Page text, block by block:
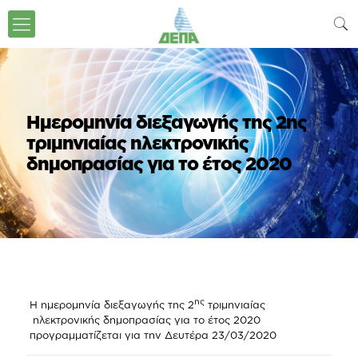
Hμερομηνία διεξαγωγής της 2ης
τριμηνιαίας ηλεκτρονικής
δημοπρασίας για το έτος 2020
Η ημερομηνία διεξαγωγής της 2ηςτριμηνιαίας
ηλεκτρονικής δημοπρασίας για το έτος 2020
προγραμματίζεται για την Δευτέρα 23/03/2020